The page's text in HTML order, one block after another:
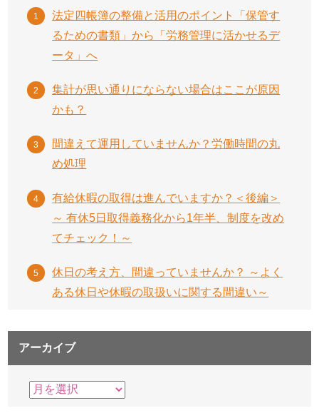
法定四帳簿の整備と活用のポイント「保管す
るための書類」から「労務管理に活かせるデ
ータ」へ
集計が思い通りにならない場合はここが原因
かも？
間違えて運用していませんか？労働時間の丸
め処理
有給休暇の取得は進んでいますか？＜後編＞
～ 有休5日取得義務化から1年半、制度を改め
てチェック！～
休日の考え方、間違っていませんか？ ～よく
ある休日や休暇の取扱いに関する間違い～
アーカイブ